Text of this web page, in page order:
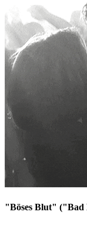
"Böses Blut" ("Bad